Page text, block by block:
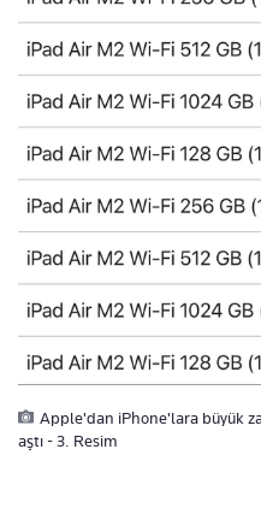
Apple'dan iPhone'lara büyük
aştı - 3. Resim